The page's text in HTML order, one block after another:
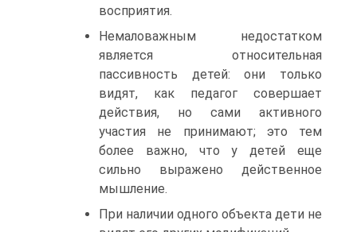
восприятия.
Немаловажным недостатком
является относительная
пассивность детей: они только
видят, как педагог совершает
действия, но сами активного
участия не принимают; это тем
более важно, что у детей еще
сильно выражено действенное
мышление.
При наличии одного объекта дети не